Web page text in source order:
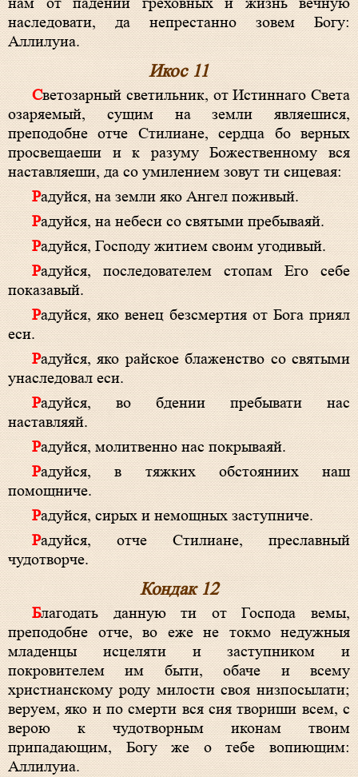
наследовати, да непрестанно зовем Богу:
Аллилуиа.
Икос 11
Светозарный светильник, от Истиннаго Света
озаряемый, сущим на земли являешися,
преподобне отче Стилиане, сердца бо верных
просвещаеши и к разуму Божественному вся
наставляеши, да со умилением зовут ти сицевая:
Радуйся, на земли яко Ангел поживый.
Радуйся, на небеси со святыми пребываяй.
Радуйся, Господу житием своим угодивый.
Радуйся, последователем стопам Его себе
показавый.
Радуйся, яко венец безсмертия от Бога приял
еси.
Радуйся, яко райское блаженство со святыми
унаследовал еси.
Радуйся, во бдении пребывати нас
наставляяй.
Радуйся, молитвенно нас покрываяй.
Радуйся, в тяжких обстояниих наш
помощниче.
Радуйся, сирых и немощных заступниче.
Радуйся, отче Стилиане, преславный
чудотворче.
Кондак 12
Благодать данную ти от Господа вемы,
преподобне отче, во еже не токмо недужныя
младенцы исцеляти и заступником и
покровителем им быти, обаче и всему
христианскому роду милости своя низпосылати;
веруем, яко и по смерти вся сия твориши всем, с
верою к чудотворным иконам твоим
припадающим, Богу же о тебе вопиющим:
Аллилуиа.